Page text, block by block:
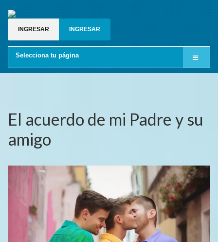
INGRESAR INGRESAR
Selecciona tu página
Blog gay
Grupos de whatsapp gay
El acuerdo de mi Padre y su
amigo